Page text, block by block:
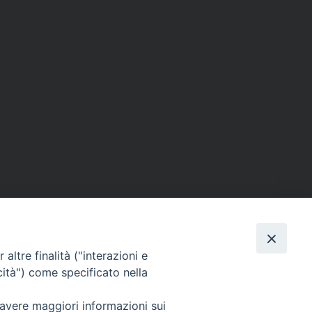
SEGUICI SU
altre finalità ("interazioni e
come specificato nella
maggiori informazioni sui